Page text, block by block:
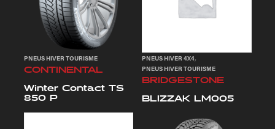
PNEUS HIVER TOURISME
CONTINENTAL
Winter Contact TS
850 P
PNEUS HIVER 4X4,
PNEUS HIVER TOURISME
BRIDGESTONE
BLIZZAK LM005